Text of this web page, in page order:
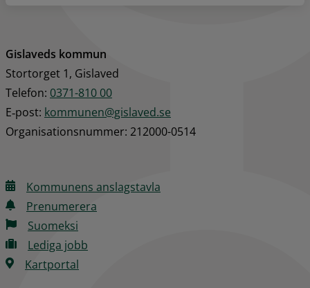
Gislaveds kommun
Stortorget 1, Gislaved
Telefon: 0371-810 00
E‑post: kommunen@gislaved.se
Organisationsnummer: 212000-0514
Kommunens anslagstavla
Prenumerera
Suomeksi
Lediga jobb
Kartportal